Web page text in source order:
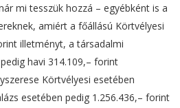
mi tesszük hozzá – egyébként is a
amiért a főállású Körtvélyesi
illetményt, a társadalmi
havi 314.109,– forint
Körtvélyesi esetében
esetében pedig 1.256.436,– forint